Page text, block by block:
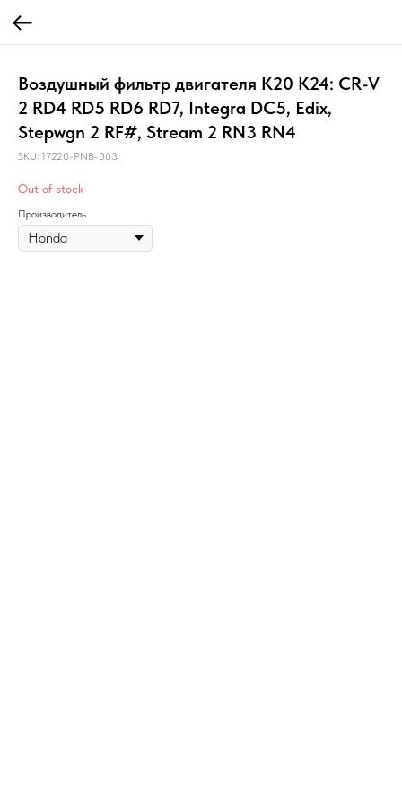
Воздушный фильтр двигателя K20 K24: CR-V
2 RD4 RD5 RD6 RD7, Integra DC5, Edix,
Stepwgn 2 RF#, Stream 2 RN3 RN4
SKU: 17220-PNB-003
Out of stock
Производитель